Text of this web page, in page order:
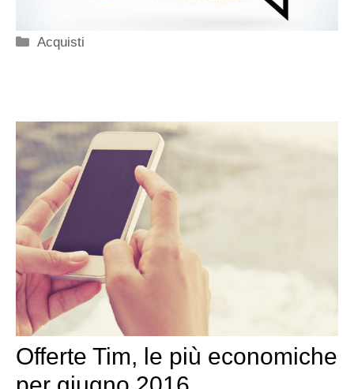
Categorie
Acquisti
Offerte Tim, le più economiche